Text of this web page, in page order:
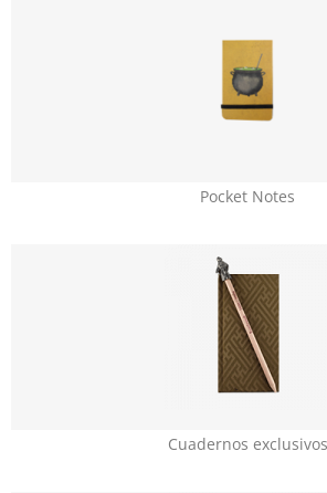
Pocket Notes
Cuadernos exclusivos